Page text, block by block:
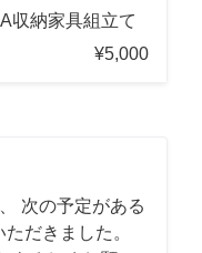
収納家具組立て
¥5,000
次の予定がある
だきました。